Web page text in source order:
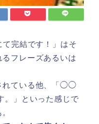
て完結です！」はそ
フレーズあるいは
れている他、「◯◯
。」といった感じで